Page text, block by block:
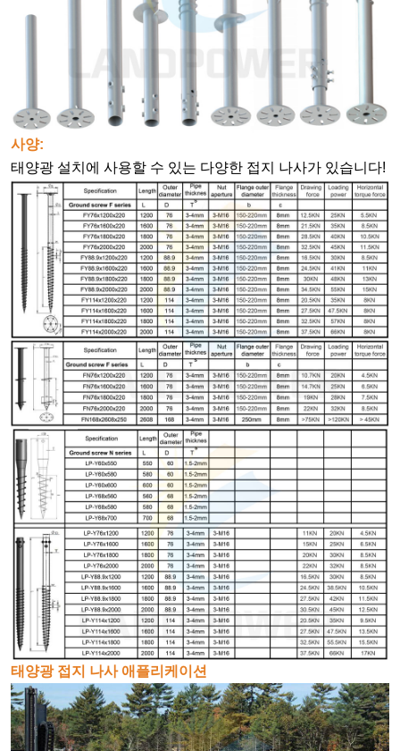
사양:
태양광 설치에 사용할 수 있는 다양한 접지 나사가 있습니다!
태양광 접지 나사 애플리케이션